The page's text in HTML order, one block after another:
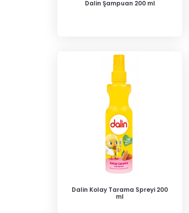
Dalin Şampuan 200 ml
Dalin Kolay Tarama Spreyi 200
ml